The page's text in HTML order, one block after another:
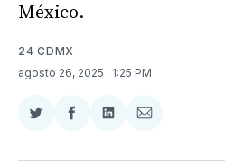
México.
24 CDMX
agosto 26, 2025 . 1:25 PM
Compartir
Twitter
Compartir
Facebook
Compartir
LinkedIn
Compartir
Email